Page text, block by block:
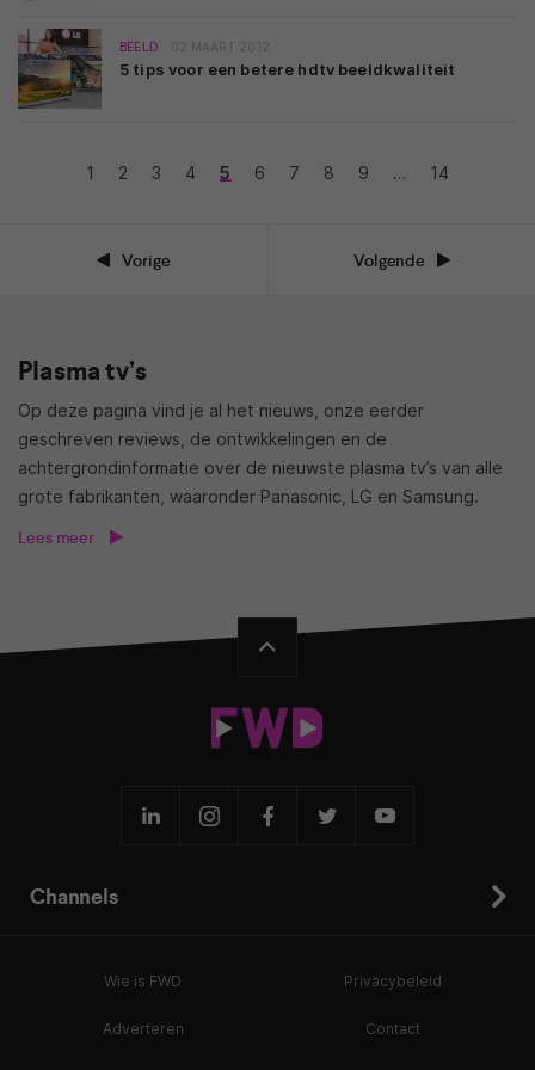
BEELD 02 MAART 2012
5 tips voor een betere hdtv beeldkwaliteit
1 2 3 4 5 6 7 8 9 … 14
Vorige Volgende
Plasma tv’s
Op deze pagina vind je al het nieuws, onze eerder
geschreven reviews, de ontwikkelingen en de
achtergrondinformatie over de nieuwste plasma tv’s van alle
grote fabrikanten, waaronder Panasonic, LG en Samsung.
Lees meer
Channels
Wie is FWD Privacybeleid
Adverteren Contact